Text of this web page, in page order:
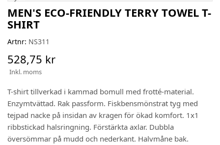
MEN'S ECO-FRIENDLY TERRY TOWEL T-
SHIRT
Artnr: NS311
528,75 kr
Inkl. moms
T-shirt tillverkad i kammad bomull med frotté-material.
Enzymtvättad. Rak passform. Fiskbensmönstrat tyg med
tejpad nacke på insidan av kragen för ökad komfort. 1x1
ribbstickad halsringning. Förstärkta axlar. Dubbla
översömmar på mudd och nederkant. Halvmåne bak.